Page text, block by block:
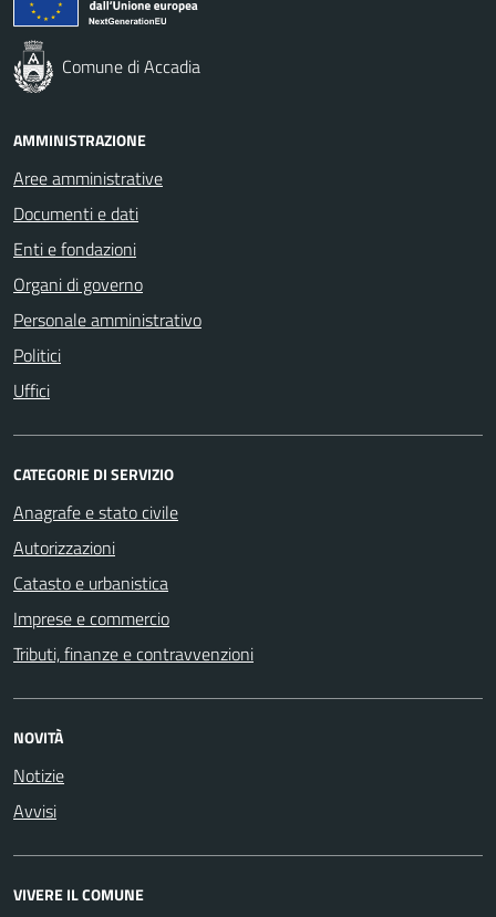
Comune di Accadia
AMMINISTRAZIONE
Aree amministrative
Documenti e dati
Enti e fondazioni
Organi di governo
Personale amministrativo
Politici
Uffici
CATEGORIE DI SERVIZIO
Anagrafe e stato civile
Autorizzazioni
Catasto e urbanistica
Imprese e commercio
Tributi, finanze e contravvenzioni
NOVITÀ
Notizie
Avvisi
VIVERE IL COMUNE